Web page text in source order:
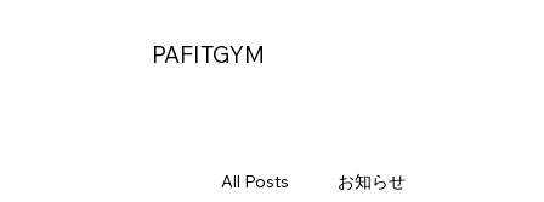
PAFITGYM
All Posts お知らせ